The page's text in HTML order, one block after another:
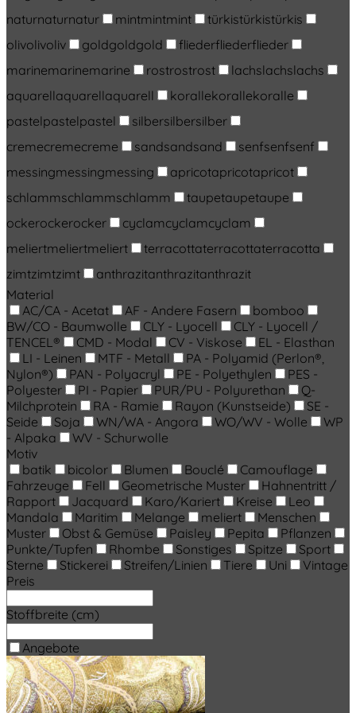
naturnaturnatur mintmintmint türkistürkistürkis
olivolivoliv goldgoldgold fliederfliederflieder
marinemarinemarine rostrostrost lachslachslachs
aquarellaquarellaquarell korallekorallekoralle
pastelpastelpastel silbersilbersilber
cremecremecreme sandsandsand senfsenfsenf
messingmessingmessing apricotapricotapricot
schlammschlammschlamm taupetaupetaupe
ockerockerocker cyclamcyclamcyclam
meliertmeliertmeliert terracottaterracottaterracotta
zimtzimtzimt anthrazitanthrazitanthrazit
Material
AC/CA - Acetat
AF - Andere Fasern
bomboo
BW/CO - Baumwolle
CLY - Lyocell
CLY - Lyocell /
TENCEL®
CMD - Modal CV - Viskose
EL - Elasthan
LI - Leinen
MTF - Metall
PA - Polyamid (Perlon®,
Nylon®)
PAN - Polyacryl PE - Polyethylen
PES -
Polyester
PI - Papier PUR/PU - Polyurethan
Q-
Milchprotein
RA - Ramie Rayon (Kunstseide)
SE -
Seide
Soja WN/WA - Angora WO/WV - Wolle
WP
- Alpaka
WV - Schurwolle
Motiv
batik
bicolor Blumen Bouclé
Camouflage
Fahrzeuge
Fell Geometrische Muster
Hahnentritt /
Rapport
Jacquard Karo/Kariert Kreise
Leo
Mandala
Maritim Melange meliert
Menschen
Muster
Obst & Gemüse Paisley Pepita
Pflanzen
Punkte/Tupfen
Rhombe Sonstiges Spitze
Sport
Sterne
Stickerei Streifen/Linien Tiere Uni
Vintage
Preis
Stoffbreite (cm)
Angebote